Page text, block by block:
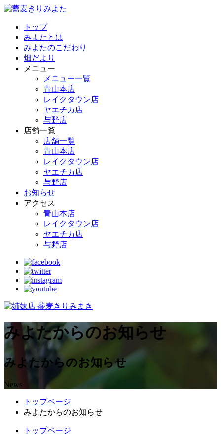
トップ
みよたとは
みよたのこだわり
畑だより
メニュー
メニュー一覧
青山本店
レイクタウン店
ヤエチカ店
与野店
店舗一覧
店舗一覧
青山本店
レイクタウン店
ヤエチカ店
与野店
お知らせ
アクセス
青山本店
レイクタウン店
ヤエチカ店
与野店
みよたからのお知らせ
みよたからのお知らせ
News
トップページ
みよたからのお知らせ
トップページ